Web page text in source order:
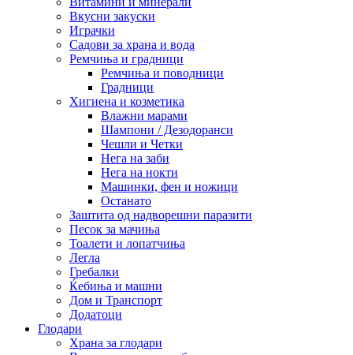
Вкусни закуски
Играчки
Садови за храна и вода
Ремчиња и градници
Ремчиња и поводници
Градници
Хигиена и козметика
Влажни марами
Шампони / Дезодоранси
Чешли и Четки
Нега на заби
Нега на нокти
Машинки, фен и ножици
Останато
Заштита од надворешни паразити
Песок за мачиња
Тоалети и лопатчиња
Легла
Гребалки
Ќебиња и машни
Дом и Транспорт
Додатоци
Глодари
Храна за глодари